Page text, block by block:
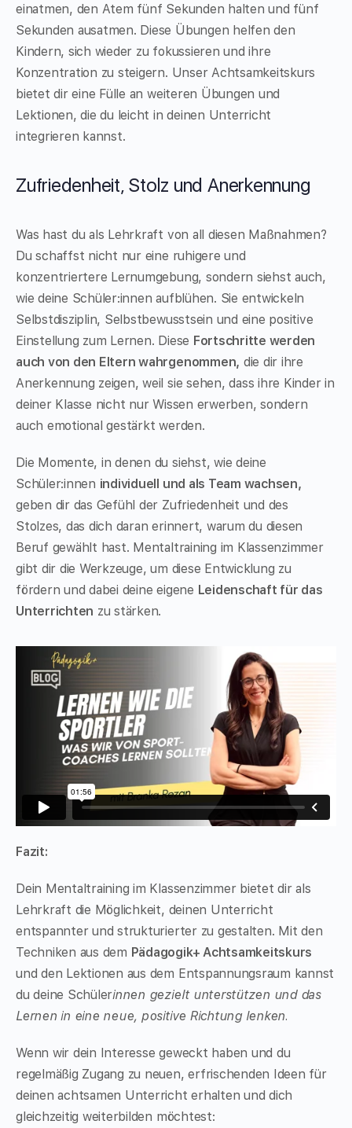
einatmen, den Atem fünf Sekunden halten und fünf
Sekunden ausatmen. Diese Übungen helfen den
Kindern, sich wieder zu fokussieren und ihre
Konzentration zu steigern. Unser Achtsamkeitskurs
bietet dir eine Fülle an weiteren Übungen und
Lektionen, die du leicht in deinen Unterricht
integrieren kannst.
Zufriedenheit, Stolz und Anerkennung
Was hast du als Lehrkraft von all diesen Maßnahmen?
Du schaffst nicht nur eine ruhigere und
konzentriertere Lernumgebung, sondern siehst auch,
wie deine Schüler:innen aufblühen. Sie entwickeln
Selbstdisziplin, Selbstbewusstsein und eine positive
Einstellung zum Lernen. Diese Fortschritte werden
auch von den Eltern wahrgenommen, die dir ihre
Anerkennung zeigen, weil sie sehen, dass ihre Kinder in
deiner Klasse nicht nur Wissen erwerben, sondern
auch emotional gestärkt werden.
Die Momente, in denen du siehst, wie deine
Schüler:innen individuell und als Team wachsen,
geben dir das Gefühl der Zufriedenheit und des
Stolzes, das dich daran erinnert, warum du diesen
Beruf gewählt hast. Mentaltraining im Klassenzimmer
gibt dir die Werkzeuge, um diese Entwicklung zu
fördern und dabei deine eigene Leidenschaft für das
Unterrichten zu stärken.
Fazit:
Dein Mentaltraining im Klassenzimmer bietet dir als
Lehrkraft die Möglichkeit, deinen Unterricht
entspannter und strukturierter zu gestalten. Mit den
Techniken aus dem Pädagogik+ Achtsamkeitskurs
und den Lektionen aus dem Entspannungsraum kannst
du deine Schülerinnen gezielt unterstützen und das
Lernen in eine neue, positive Richtung lenken.
Wenn wir dein Interesse geweckt haben und du
regelmäßig Zugang zu neuen, erfrischenden Ideen für
deinen achtsamen Unterricht erhalten und dich
gleichzeitig weiterbilden möchtest: